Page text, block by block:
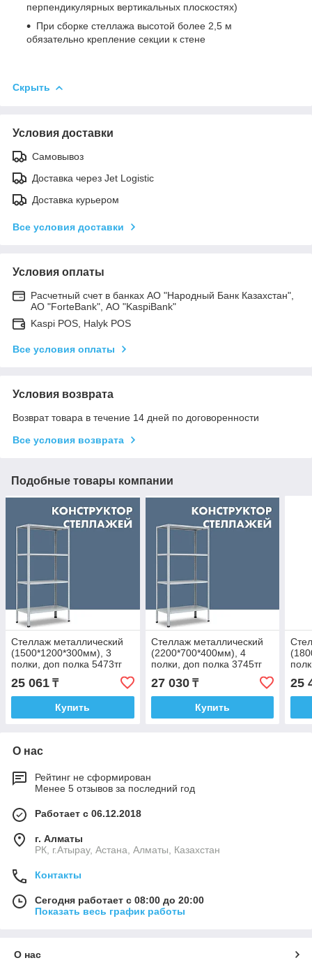
перпендикулярных вертикальных плоскостях)
При сборке стеллажа высотой более 2,5 м
обязательно крепление секции к стене
Скрыть
Условия доставки
Самовывоз
Доставка через Jet Logistic
Доставка курьером
Все условия доставки
Условия оплаты
Расчетный счет в банках АО "Народный Банк Казахстан",
АО "ForteBank", АО "KaspiBank"
Kaspi POS, Halyk POS
Все условия оплаты
Условия возврата
Возврат товара в течение 14 дней по договоренности
Все условия возврата
Подобные товары компании
Стеллаж металлический
(1500*1200*300мм), 3
полки, доп полка 5473тг
25 061 ₸
Купить
Стеллаж металлический
(2200*700*400мм), 4
полки, доп полка 3745тг
27 030₸
Купить
25
О нас
Рейтинг не сформирован
Менее 5 отзывов за последний год
Работает с 06.12.2018
г. Алматы
РК, г.Атырау, Астана, Алматы, Казахстан
Контакты
Сегодня работает с 08:00 до 20:00
Показать весь график работы
О нас